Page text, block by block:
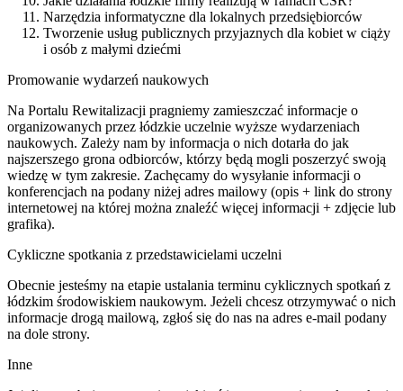
Narzędzia informatyczne dla lokalnych przedsiębiorców
Tworzenie usług publicznych przyjaznych dla kobiet w ciąży
i osób z małymi dziećmi
Promowanie wydarzeń naukowych
Na Portalu Rewitalizacji pragniemy zamieszczać informacje o
organizowanych przez łódzkie uczelnie wyższe wydarzeniach
naukowych. Zależy nam by informacja o nich dotarła do jak
najszerszego grona odbiorców, którzy będą mogli poszerzyć swoją
wiedzę w tym zakresie. Zachęcamy do wysyłanie informacji o
konferencjach na podany niżej adres mailowy (opis + link do strony
internetowej na której można znaleźć więcej informacji + zdjęcie lub
grafika).
Cykliczne spotkania z przedstawicielami uczelni
Obecnie jesteśmy na etapie ustalania terminu cyklicznych spotkań z
łódzkim środowiskiem naukowym. Jeżeli chcesz otrzymywać o nich
informacje drogą mailową, zgłoś się do nas na adres e-mail podany
na dole strony.
Inne